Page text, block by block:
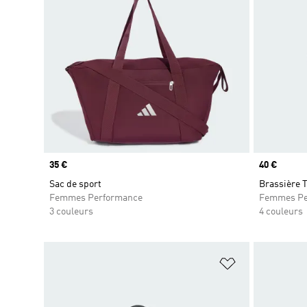
Prix
35 €
Sac de sport
Femmes Performance
3 couleurs
Prix
40 €
Brassière
Femmes
4 couleurs
Ajouter à la